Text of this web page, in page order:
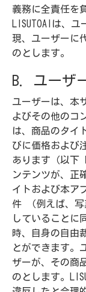
義務に全責任を
LISUTOAIは、
現、ユーザーに
のとします。
B. ユーザ
ユーザーは、本
よびその他のコ
は、商品のタイ
びに価格および
あります（以下
ンテンツが、正
イトおよび本ア
件 （例えば、
していることに
時、自身の自由
とができます。
ザーが、その商
のとします。